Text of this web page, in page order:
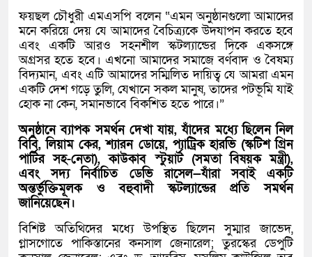
ফয়ছল চৌধুরী এমএসপি বলেন “এমন অনুষ্ঠানগুলো আমাদের
মনে করিয়ে দেয় যে আমাদের বৈচিত্র্যকে উদযাপন করতে হবে
এবং একটি আরও সহনশীল স্কটল্যান্ডের দিকে একসঙ্গে
অগ্রসর হতে হবে। এখনো আমাদের সমাজে বর্ণবাদ ও বৈষম্য
বিদ্যমান, এবং এটি আমাদের সম্মিলিত দায়িত্ব যে আমরা এমন
একটি দেশ গড়ে তুলি, যেখানে সকল মানুষ, তাদের পটভূমি যাই
হোক না কেন, সমানভাবে বিকশিত হতে পারে।”
অনুষ্ঠানে ব্যাপক সমর্থন দেখা যায়, যাঁদের মধ্যে ছিলেন নিল
বিবি, লিয়াম কের, শ্যারন ডোয়ে, প্যাট্রিক হারভি (স্কটিশ গ্রিন
পার্টির সহ-নেতা), কাউকাব স্টুয়ার্ট (সমতা বিষয়ক মন্ত্রী),
এবং সদ্য নির্বাচিত ডেভি রাসেল—যাঁরা সবাই একটি
অন্তর্ভুক্তিমূলক ও বহুবাদী স্কটল্যান্ডের প্রতি সমর্থন
জানিয়েছেন।
বিশিষ্ট অতিথিদের মধ্যে উপস্থিত ছিলেন সুম্মার জাভেদ,
গ্লাসগোতে পাকিস্তানের কনসাল জেনারেল; তুরস্কের ডেপুটি